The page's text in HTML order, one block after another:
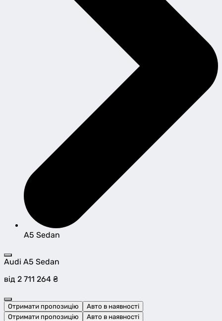
A5 Sedan
Audi A5 Sedan
від 2 711 264 ₴
Отримати пропозицію
Авто в наявності
Отримати пропозицію
Авто в наявності